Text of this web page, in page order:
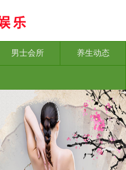
男士会所 养生动态